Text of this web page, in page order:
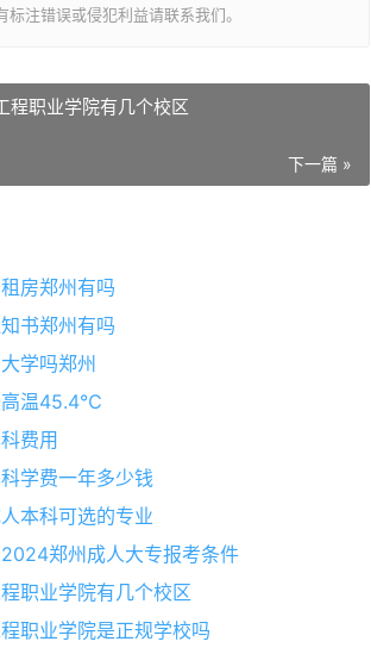
注错误或侵犯利益请联系我们。
程职业学院有几个校区
下一篇 »
房郑州有吗
书郑州有吗
学吗郑州
高温45.4℃
费用
学费一年多少钱
本科可选的专业
郑州成人大专报考条件
职业学院有几个校区
职业学院是正规学校吗